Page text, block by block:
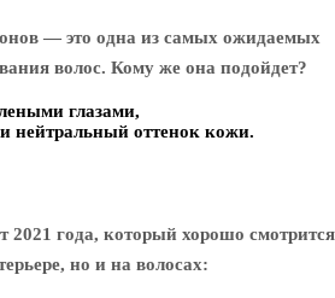
— это одна из самых ожидаемых
волос. Кому же она подойдет?
глазами,
нейтральный оттенок кожи.
2021 года, который хорошо смотрится
но и на волосах: